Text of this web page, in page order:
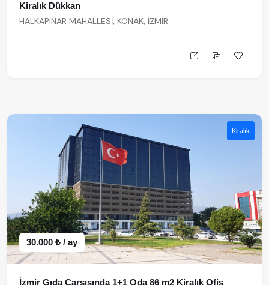
Kiralık Dükkan
HALKAPINAR MAHALLESİ, KONAK, İZMİR
Kiralık
30.000 ₺ / ay
İzmir Gıda Çarşısında 1+1 Oda 86 m2 Kiralık Ofis